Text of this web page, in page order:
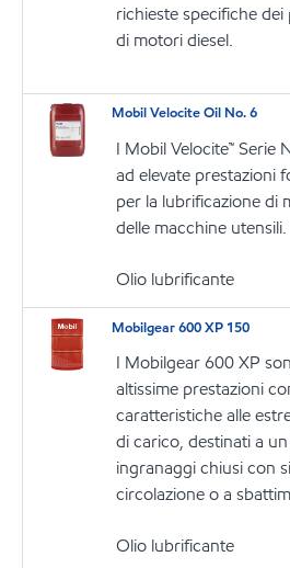
richieste specifiche
di motori diesel.
Mobil Velocite Oil No. 6
I Mobil Velocite™ Serie
ad elevate prestazioni
per la lubrificazione di
delle macchine utensili.
Olio lubrificante
Mobilgear 600 XP 150
I Mobilgear 600 XP
altissime prestazioni
caratteristiche alle
di carico, destinati a
ingranaggi chiusi con
circolazione o a
Olio lubrificante